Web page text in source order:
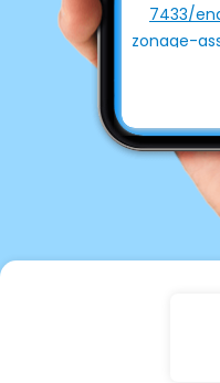
7433/
zonage-